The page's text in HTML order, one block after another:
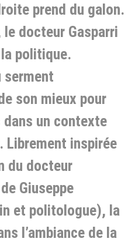
prend du galon.
docteur Gasparri
politique.
serment
son mieux pour
un contexte
Librement inspirée
du docteur
Giuseppe
et politologue), la
l’ambiance de la